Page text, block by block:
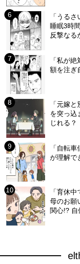
「うる
睡眠3時
反撃なる
「私が
額を注ぎ
「元嫁
を突っ込
じれる？
「自転
が理解で
「育休
母のお願
関心!? 自